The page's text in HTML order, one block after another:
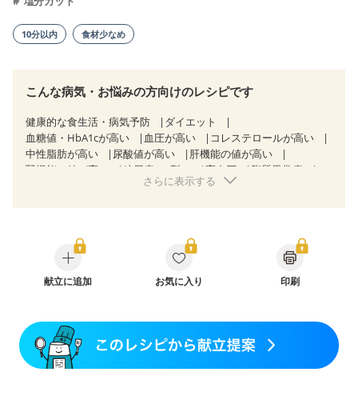
10分以内 食材少なめ
こんな病気・お悩みの方向けのレシピです
健康的な食生活・病気予防
ダイエット
血糖値・HbA1cが高い
血圧が高い
コレステロールが高い
中性脂肪が高い
尿酸値が高い
肝機能の値が高い
腎機能の値が高い
糖尿病（2型） 高血圧
脂質異常症
狭心症 心筋梗塞
糖尿病性腎症（第３期）
CKD（ステージ１）
CKD（ステージ２）
CKD（ステージ３a）
食欲がない
産後（ミルク）
骨粗しょう症
関節リウマチ
さらに表示する
献立に追加 お気に入り 印刷